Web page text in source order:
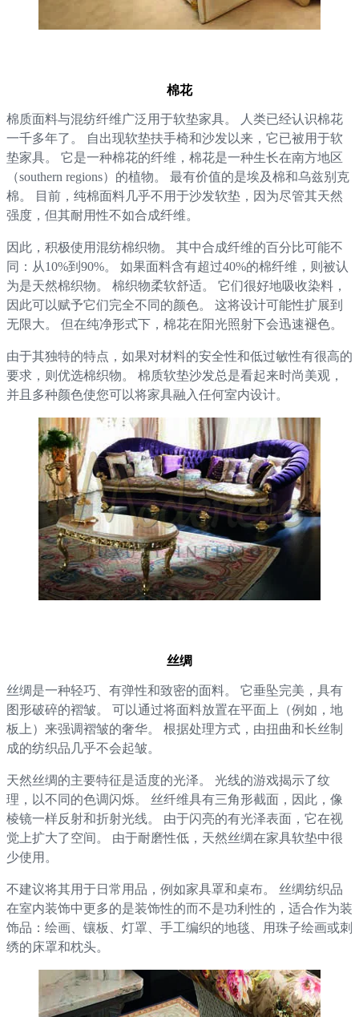
棉花
棉质面料与混纺纤维广泛用于软垫家具。 人类已经认识棉花
一千多年了。 自出现软垫扶手椅和沙发以来，它已被用于软
垫家具。 它是一种棉花的纤维，棉花是一种生长在南方地区
（southern regions）的植物。 最有价值的是埃及棉和乌兹别克
棉。 目前，纯棉面料几乎不用于沙发软垫，因为尽管其天然
强度，但其耐用性不如合成纤维。
因此，积极使用混纺棉织物。 其中合成纤维的百分比可能不
同：从10%到90%。 如果面料含有超过40%的棉纤维，则被认
为是天然棉织物。 棉织物柔软舒适。 它们很好地吸收染料，
因此可以赋予它们完全不同的颜色。 这将设计可能性扩展到
无限大。 但在纯净形式下，棉花在阳光照射下会迅速褪色。
由于其独特的特点，如果对材料的安全性和低过敏性有很高的
要求，则优选棉织物。 棉质软垫沙发总是看起来时尚美观，
并且多种颜色使您可以将家具融入任何室内设计。
丝绸
丝绸是一种轻巧、有弹性和致密的面料。 它垂坠完美，具有
图形破碎的褶皱。 可以通过将面料放置在平面上（例如，地
板上）来强调褶皱的奢华。 根据处理方式，由扭曲和长丝制
成的纺织品几乎不会起皱。
天然丝绸的主要特征是适度的光泽。 光线的游戏揭示了纹
理，以不同的色调闪烁。 丝纤维具有三角形截面，因此，像
棱镜一样反射和折射光线。 由于闪亮的有光泽表面，它在视
觉上扩大了空间。 由于耐磨性低，天然丝绸在家具软垫中很
少使用。
不建议将其用于日常用品，例如家具罩和桌布。 丝绸纺织品
在室内装饰中更多的是装饰性的而不是功利性的，适合作为装
饰品：绘画、镶板、灯罩、手工编织的地毯、用珠子绘画或刺
绣的床罩和枕头。